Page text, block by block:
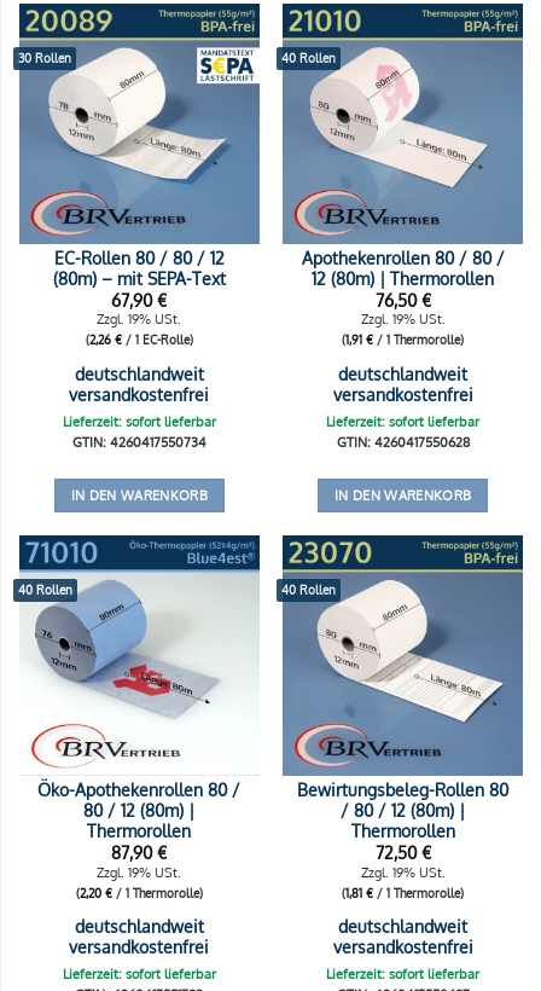
30 Rollen
EC-Rollen 80 / 80 / 12
(80m) – mit SEPA-Text
67,90€
Zzgl. 19% USt.
(2,26 €/ 1 EC-Rolle)
deutschlandweit
versandkostenfrei
Lieferzeit: sofort lieferbar
GTIN: 4260417550734
IN DEN WARENKORB
40 Rollen
Apothekenrollen 80 / 80 /
12 (80m) | Thermorollen
76,50€
Zzgl. 19% USt.
(1,91€ / 1 Thermorolle)
deutschlandweit
versandkostenfrei
Lieferzeit: sofort lieferbar
GTIN: 4260417550628
IN DEN WARENKORB
40 Rollen
Öko-Apothekenrollen 80 /
80 / 12 (80m) |
Thermorollen
87,90€
Zzgl. 19% USt.
(2,20 €/ 1 Thermorolle)
deutschlandweit
versandkostenfrei
Lieferzeit: sofort lieferbar
40 Rollen
Bewirtungsbeleg-Rollen 80
/ 80 / 12 (80m) |
Thermorollen
72,50€
Zzgl. 19% USt.
(1,81€ / 1 Thermorolle)
deutschlandweit
versandkostenfrei
Lieferzeit: sofort lieferbar